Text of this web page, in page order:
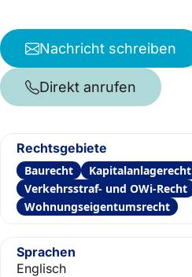
Nachricht schreiben
Direkt anrufen
Rechtsgebiete
Baurecht Kapitalanlagerecht
Verkehrsstraf- und OWi-Recht
Wohnungseigentumsrecht
Sprachen
Englisch